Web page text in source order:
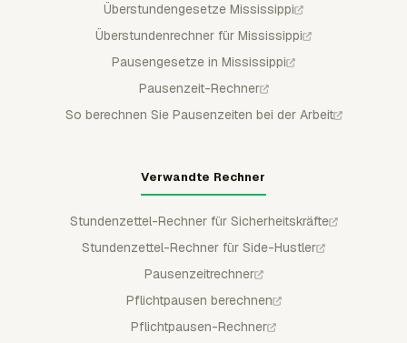
Überstundengesetze Mississippi
Überstundenrechner für Mississippi
Pausengesetze in Mississippi
Pausenzeit-Rechner
So berechnen Sie Pausenzeiten bei der Arbeit
Verwandte Rechner
Stundenzettel-Rechner für Sicherheitskräfte
Stundenzettel-Rechner für Side-Hustler
Pausenzeitrechner
Pflichtpausen berechnen
Pflichtpausen-Rechner